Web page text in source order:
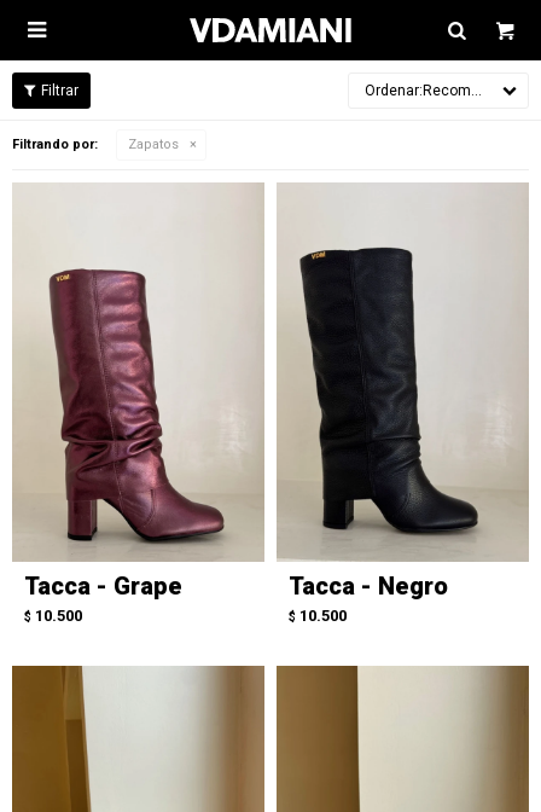

Recomendados
Filtrando por: Zapatos
Tacca - Grape
$ 10.500
Tacca - Negro
$ 10.500